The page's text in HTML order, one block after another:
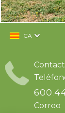
CA
Correo